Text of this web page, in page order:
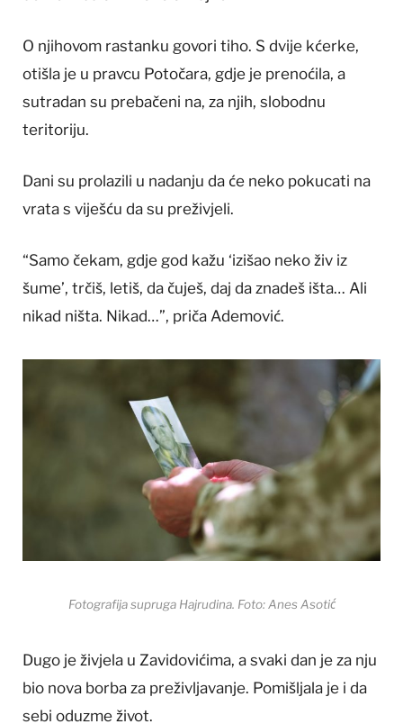
O njihovom rastanku govori tiho. S dvije kćerke,
otišla je u pravcu Potočara, gdje je prenoćila, a
sutradan su prebačeni na, za njih, slobodnu
teritoriju.
Dani su prolazili u nadanju da će neko pokucati na
vrata s viješću da su preživjeli.
“Samo čekam, gdje god kažu ‘izišao neko živ iz
šume’, trčiš, letiš, da čuješ, daj da znadeš išta… Ali
nikad ništa. Nikad…”, priča Ademović.
Fotografija supruga Hajrudina. Foto: Anes Asotić
Dugo je živjela u Zavidovićima, a svaki dan je za nju
bio nova borba za preživljavanje. Pomišljala je i da
sebi oduzme život.